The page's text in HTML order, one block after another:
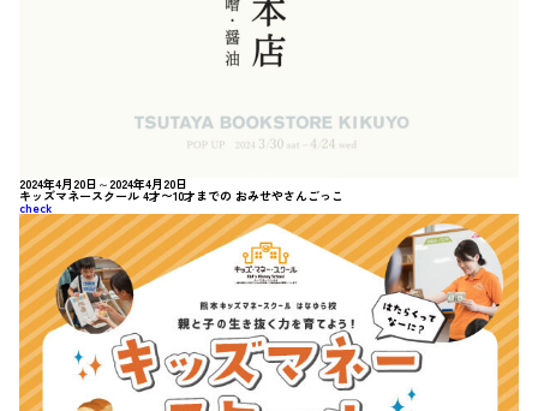
2024年4月20日～2024年4月20日
キッズマネースクール 4才〜10才までの おみせやさんごっこ
check